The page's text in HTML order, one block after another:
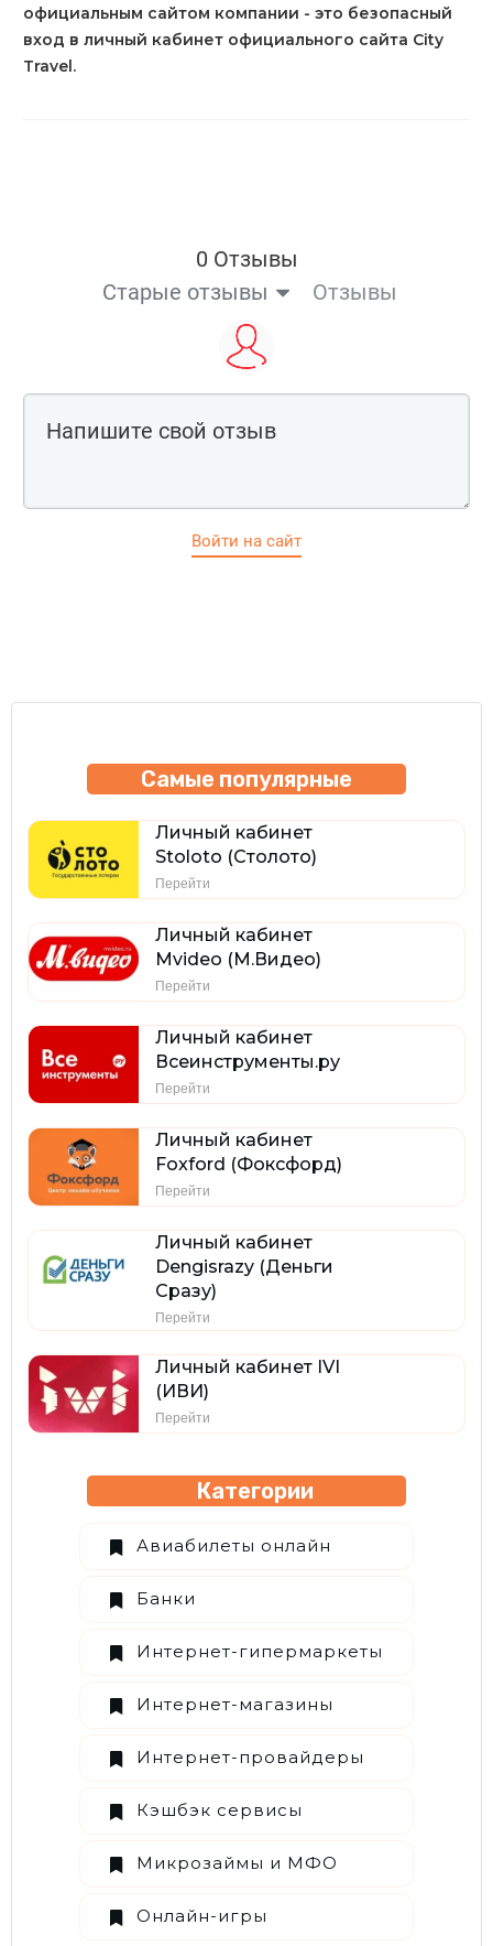
официальным сайтом компании - это безопасный
вход в личный кабинет официального сайта City
Travel.
0 Отзывы
Старые отзывы
Отзывы
Войти на сайт
Самые популярные
Личный кабинет
Stoloto (Столото)
Перейти
Личный кабинет
Mvideo (М.Видео)
Перейти
Личный кабинет
Всеинструменты.ру
Перейти
Личный кабинет
Foxford (Фоксфорд)
Перейти
Личный кабинет
Dengisrazy (Деньги
Сразу)
Перейти
Личный кабинет IVI
(ИВИ)
Перейти
Категории
Авиабилеты онлайн
Банки
Интернет-гипермаркеты
Интернет-магазины
Интернет-провайдеры
Кэшбэк сервисы
Микрозаймы и МФО
Онлайн-игры